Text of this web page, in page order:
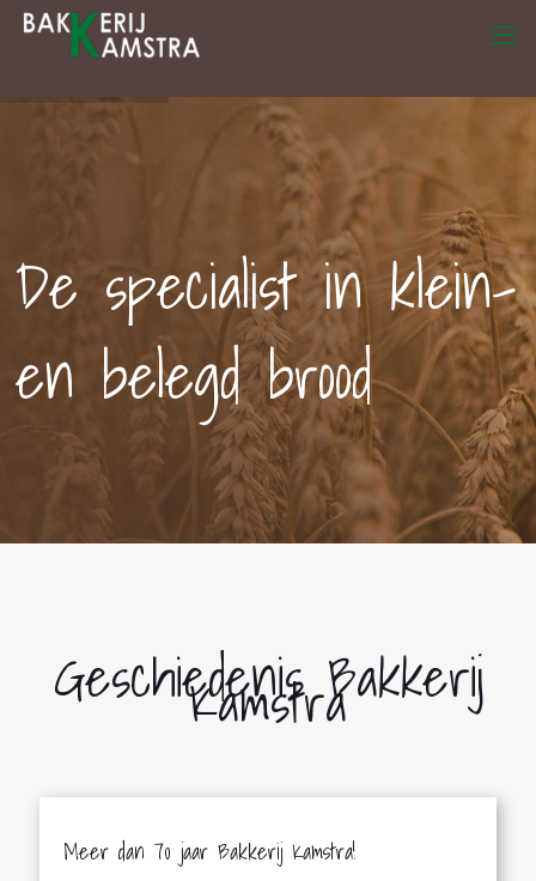
De specialist in klein-
en belegd brood
Geschiedenis Bakkerij
Kamstra
Meer dan 70 jaar Bakkerij Kamstra!